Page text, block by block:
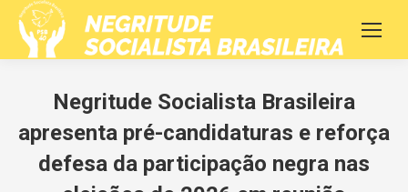
Negritude Socialista Brasileira
apresenta pré-candidaturas e reforça
defesa da participação negra nas